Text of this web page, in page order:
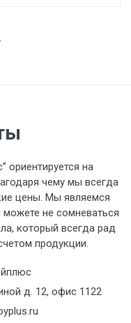
ориентируется на
чему мы всегда
цены. Мы являемся
не сомневаться
который всегда рад
продукции.
д. 12, офис 1122